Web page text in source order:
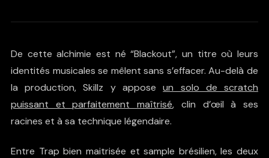
De cette alchimie est né “Blackout”, un titre où leurs
identités musicales se mêlent sans s’effacer. Au-delà de
la production, Skillz y apposeun solo de scratch
puissant et parfaitement maîtrisé, clin d’œil à ses
racines et à sa technique légendaire.
Entre Trap bien maitrisée et sample brésilien, les deux